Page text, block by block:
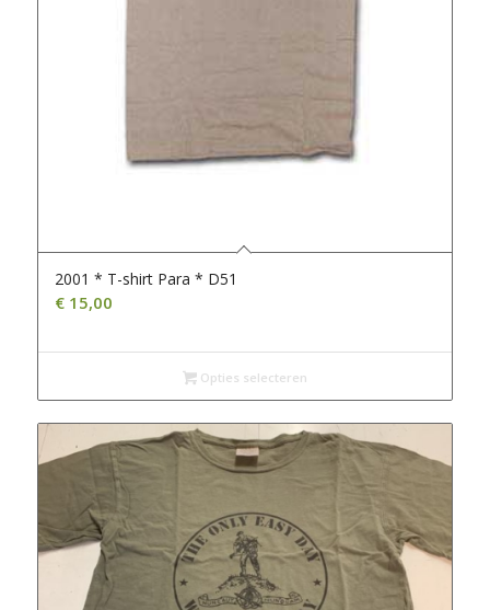
2001 * T-shirt Para * D51
€15,00
Opties selecteren